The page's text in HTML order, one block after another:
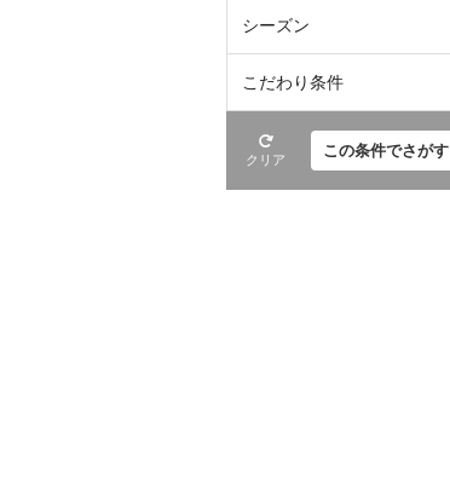
シーズン
こだわり条件
クリア この条件でさがす